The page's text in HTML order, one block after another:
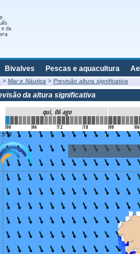
Bivalves Pescas e aquacultura
> Mar e Náutica > Previsão altura significativa
da altura significativa
qui, 06 ago
00 06 12 18 00 06